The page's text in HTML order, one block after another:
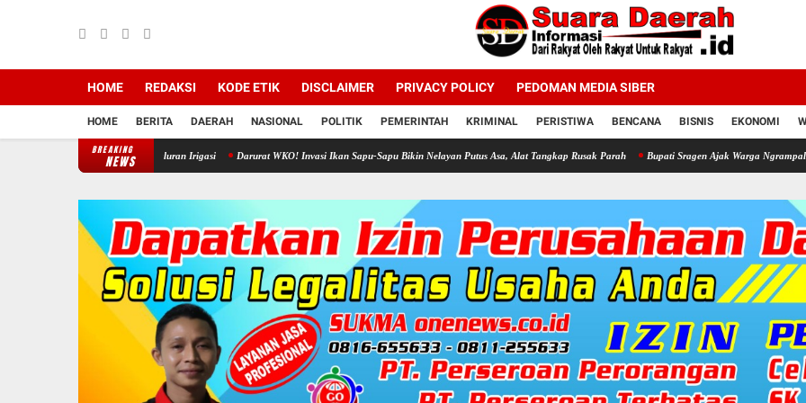
HOME REDAKSI KODE ETIK DISCLAIMER PRIVACY POLICY PEDOMAN MEDIA SIBER
HOME BERITA DAERAH NASIONAL POLITIK PEMERINTAH KRIMINAL PERISTIWA BENCANA BISNIS EKONOMI
BREAKING
NEWS
dan Jagung Disaluran Irigasi Darurat WKO! Invasi Ikan Sapu-Sapu Bikin Nelayan Putus Asa, Alat Tangkap Rusak Parah Bupati Sragen Ajak Warga Ngrampal Semangat